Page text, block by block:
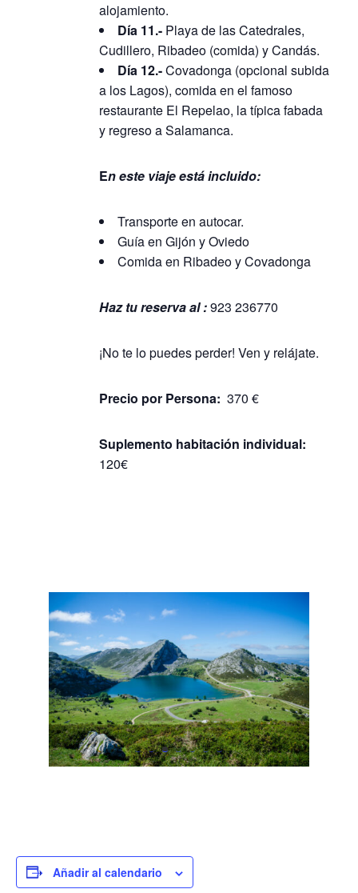
alojamiento.
Día 11.- Playa de las Catedrales,
Cudillero, Ribadeo (comida) y Candás.
Día 12.-Covadonga (opcional subida
a los Lagos), comida en el famoso
restaurante El Repelao, la típica fabada
y regreso a Salamanca.
En este viaje está incluido:
Transporte en autocar.
Guía en Gijón y Oviedo
Comida en Ribadeo y Covadonga
Haz tu reserva al :923 236770
¡No te lo puedes perder! Ven y relájate.
Precio por Persona: 370 €
Suplemento habitación individual:
120€
Añadir al calendario